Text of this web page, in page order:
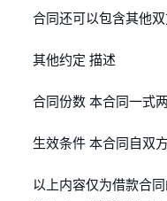
合同还可以包含其他
其他约定 描述
合同份数 本合同一式
生效条件 本合同自双
以上内容仅为借款合